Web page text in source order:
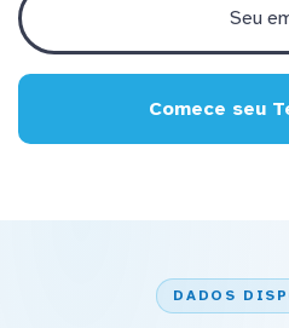
Comece seu
DADOS